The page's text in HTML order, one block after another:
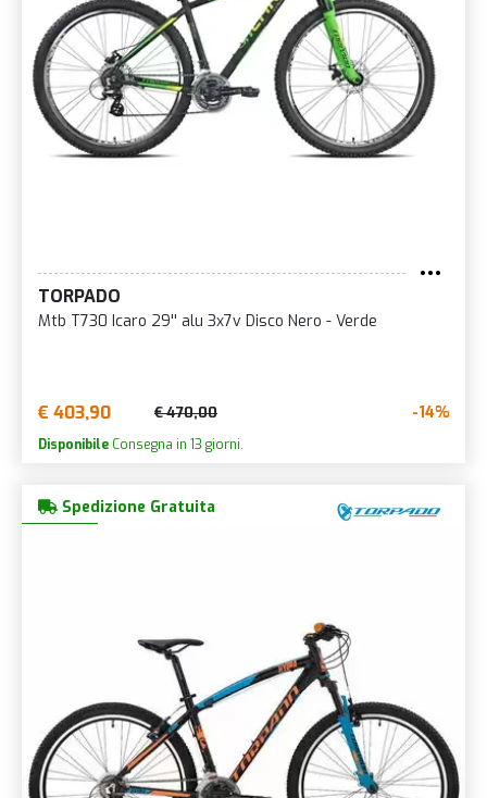
TORPADO
Mtb T730 Icaro 29'' alu 3x7v Disco Nero - Verde
€ 403,90 € 470,00 -14%
Disponibile Consegna in 13 giorni.
Spedizione Gratuita